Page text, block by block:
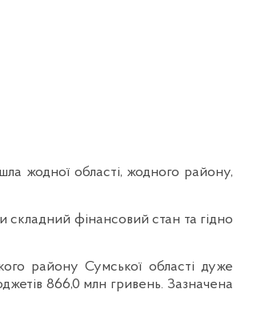
жодної області, жодного району,
складний фінансовий стан та гідно
району Сумської області дуже
866,0 млн гривень. Зазначена